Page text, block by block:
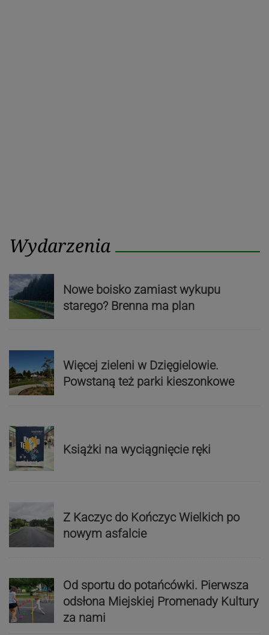
Wydarzenia
Nowe boisko zamiast wykupu
starego? Brenna ma plan
Więcej zieleni w Dzięgielowie.
Powstaną też parki kieszonkowe
Książki na wyciągnięcie ręki
Z Kaczyc do Kończyc Wielkich po
nowym asfalcie
Od sportu do potańcówki. Pierwsza
odsłona Miejskiej Promenady Kultury
za nami